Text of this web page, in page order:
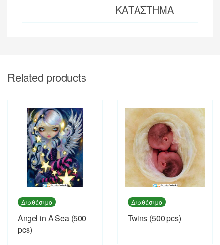
ΚΑΤΑΣΤΗΜΑ
Related products
Διαθέσιμο
Angel in A Sea (500
pcs)
Διαθέσιμο
Twins (500 pcs)